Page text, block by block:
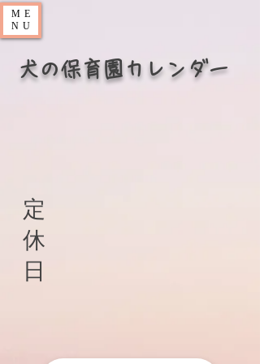
ME
NU
犬の保育園カレンダー
定
休
日